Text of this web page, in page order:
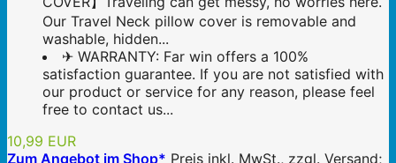
Our Travel Neck pillow cover is removable and
washable, hidden...
✈ WARRANTY: Far win offers a 100%
satisfaction guarantee. If you are not satisfied with
our product or service for any reason, please feel
free to contact us...
10,99 EUR
Zum Angebot im Shop* Preis inkl. MwSt., zzgl. Versand;